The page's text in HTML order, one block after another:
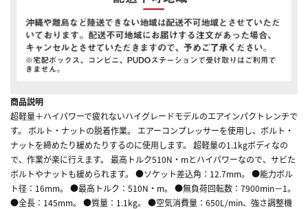
商品説明
超軽量＋ハイパワーで疲れないハイグレードモデルのエアインパクトレンチで
す。 ボルト・ナットの脱着作業。 エアーコンプレッサーを使用し、ボルト・
ナットを締めたり緩めたりするのに使用します。 超軽量の1.1kgボディなの
で、作業が楽に行えます。 最高トルク510N・mとハイパワーなので、サビた
ボルトやナットも緩められます。 ●ソケット差込角：12.7mm。 ●能力ボル
ト径：16mm。 ●最高トルク：510N・m。 ●無負荷回転数：7900min－1。
●全長：145mm。 ●質量：1.1kg。 ●空気消費量：650L/min、強さ調整機